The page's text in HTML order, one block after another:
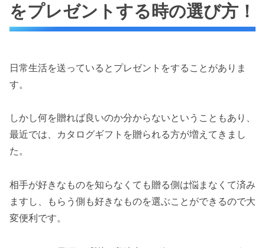
をプレゼントする時の選び方！
日常生活を送っているとプレゼントをすることがありま
す。
しかし何を贈れば良いのか分からないということもあり、
最近では、カタログギフトを贈られる方が増えてきまし
た。
相手が好きなものを知らなくても贈る側は悩まなくて済み
ますし、もらう側も好きなものを選ぶことができるので大
変便利です。